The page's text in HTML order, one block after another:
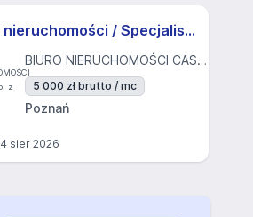
Agent nieruchomości / Specjalista ds. nieruchomości
BIURO NIERUCHOMOŚCI CASTLE sp. z o.o.
5 000 zł brutto / mc
Poznań
4 sier 2026